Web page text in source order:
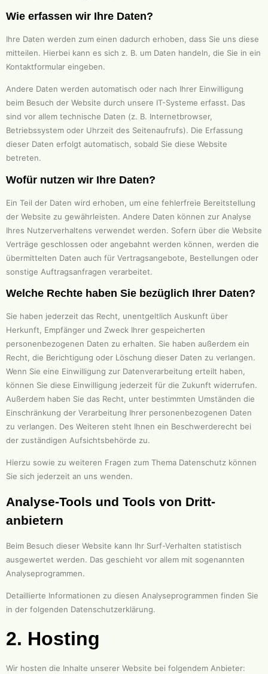
Wie erfassen wir Ihre Daten?
Ihre Daten werden zum einen dadurch erhoben, dass Sie uns diese
mitteilen. Hierbei kann es sich z. B. um Daten handeln, die Sie in ein
Kontaktformular eingeben.
Andere Daten werden automatisch oder nach Ihrer Einwilligung
beim Besuch der Website durch unsere IT-Systeme erfasst. Das
sind vor allem technische Daten (z. B. Internetbrowser,
Betriebssystem oder Uhrzeit des Seitenaufrufs). Die Erfassung
dieser Daten erfolgt automatisch, sobald Sie diese Website
betreten.
Wofür nutzen wir Ihre Daten?
Ein Teil der Daten wird erhoben, um eine fehlerfreie Bereitstellung
der Website zu gewährleisten. Andere Daten können zur Analyse
Ihres Nutzerverhaltens verwendet werden. Sofern über die Website
Verträge geschlossen oder angebahnt werden können, werden die
übermittelten Daten auch für Vertragsangebote, Bestellungen oder
sonstige Auftragsanfragen verarbeitet.
Welche Rechte haben Sie bezüglich Ihrer Daten?
Sie haben jederzeit das Recht, unentgeltlich Auskunft über
Herkunft, Empfänger und Zweck Ihrer gespeicherten
personenbezogenen Daten zu erhalten. Sie haben außerdem ein
Recht, die Berichtigung oder Löschung dieser Daten zu verlangen.
Wenn Sie eine Einwilligung zur Datenverarbeitung erteilt haben,
können Sie diese Einwilligung jederzeit für die Zukunft widerrufen.
Außerdem haben Sie das Recht, unter bestimmten Umständen die
Einschränkung der Verarbeitung Ihrer personenbezogenen Daten
zu verlangen. Des Weiteren steht Ihnen ein Beschwerderecht bei
der zuständigen Aufsichtsbehörde zu.
Hierzu sowie zu weiteren Fragen zum Thema Datenschutz können
Sie sich jederzeit an uns wenden.
Analyse-Tools und Tools von Dritt­
anbietern
Beim Besuch dieser Website kann Ihr Surf-Verhalten statistisch
ausgewertet werden. Das geschieht vor allem mit sogenannten
Analyseprogrammen.
Detaillierte Informationen zu diesen Analyseprogrammen finden Sie
in der folgenden Datenschutzerklärung.
2. Hosting
Wir hosten die Inhalte unserer Website bei folgendem Anbieter: